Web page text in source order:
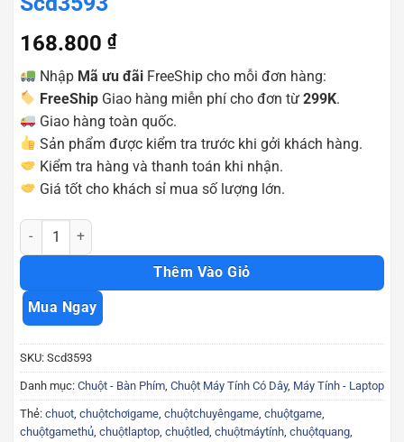
168.800 ₫
Nhập Mã ưu đãi FreeShip cho mỗi đơn hàng:
FreeShip Giao hàng miễn phí cho đơn từ299K.
Giao hàng toàn quốc.
Sản phẩm được kiểm tra trước khi gởi khách hàng.
Kiểm tra hàng và thanh toán khi nhận.
Giá tốt cho khách sỉ mua số lượng lớn.
Chuột game có dây Bosston BS12 led chính hãng giá tốt chất
Thêm Vào Giỏ
Mua Ngay
SKU: Scd3593
Danh mục: Chuột - Bàn Phím, Chuột Máy Tính Có Dây, Máy Tính - Laptop
Thẻ: chuot, chuộtchơigame, chuộtchuyêngame, chuộtgame,
chuộtgamethủ, chuộtlaptop, chuộtled, chuộtmáytính, chuộtquang,